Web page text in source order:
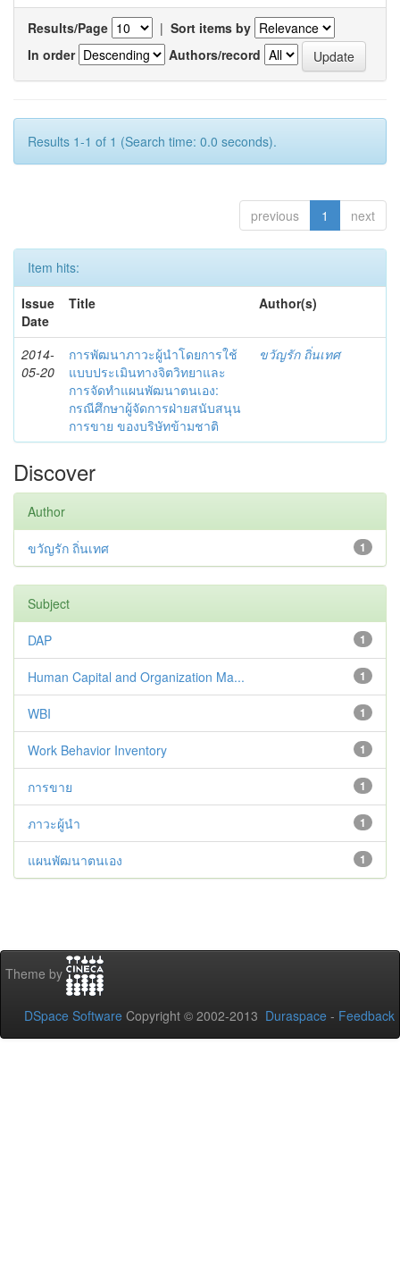
Results/Page | Sort items by
In order
Authors/record
Results 1-1 of 1 (Search time: 0.0 seconds).
previous 1 next
Item hits:
Issue
Date
Title Author(s)
2014-
05-20
การพัฒนาภาวะผู้นำโดยการใช้
แบบประเมินทางจิตวิทยาและ
การจัดทำแผนพัฒนาตนเอง:
กรณีศึกษาผู้จัดการฝ่ายสนับสนุน
การขาย ของบริษัทข้ามชาติ
ขวัญรัก ถิ่นเทศ
Discover
Author
1
ขวัญรัก ถิ่นเทศ
Subject
1
DAP
1
Human Capital and Organization Ma...
1
WBI
1
Work Behavior Inventory
1
การขาย
1
ภาวะผู้นำ
1
แผนพัฒนาตนเอง
Theme by
DSpace Software Copyright © 2002-2013 Duraspace - Feedback